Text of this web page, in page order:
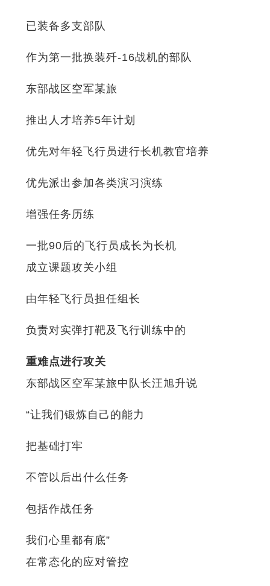
已装备多支部队
作为第一批换装歼-16战机的部队
东部战区空军某旅
推出人才培养5年计划
优先对年轻飞行员进行长机教官培养
优先派出参加各类演习演练
增强任务历练
一批90后的飞行员成长为长机
成立课题攻关小组
由年轻飞行员担任组长
负责对实弹打靶及飞行训练中的
重难点进行攻关
东部战区空军某旅中队长汪旭升说
“让我们锻炼自己的能力
把基础打牢
不管以后出什么任务
包括作战任务
我们心里都有底”
在常态化的应对管控